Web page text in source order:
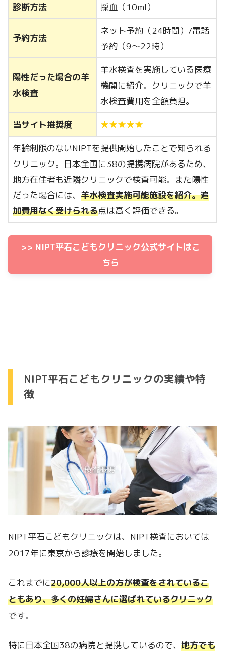
診断方法 採血（10ml）
予約方法
ネット予約（24時間）/電話
予約（9〜22時）
陽性だった場合の羊
水検査
羊水検査を実施している医療
機関に紹介。クリニックで羊
水検査費用を全額負担。
当サイト推奨度 ★★★★★
年齢制限のないNIPTを提供開始したことで知られる
クリニック。日本全国に38の提携病院があるため、
地方在住者も近隣クリニックで検査可能。また陽性
だった場合には、 羊水検査実施可能施設を紹介。追
加費用なく受けられる点は高く評価できる。
>> NIPT平石こどもクリニック公式サイトはこ
ちら
NIPT平石こどもクリニックの実績や特
徴
NIPT平石こどもクリニックは、NIPT検査においては
2017年に東京から診療を開始しました。
これまでに20,000人以上の方が検査をされているこ
ともあり、多くの妊婦さんに選ばれているクリニック
です。
特に日本全国38の病院と提携しているので、 地方でも